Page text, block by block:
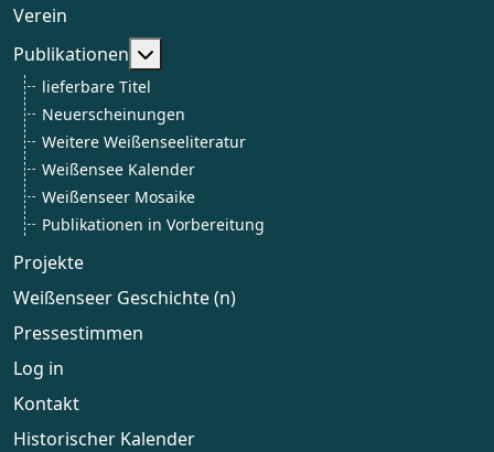
Verein
Publikationen
Weitere Informationen: Publikationen
lieferbare Titel
Neuerscheinungen
Weitere Weißenseeliteratur
Weißensee Kalender
Weißenseer Mosaike
Publikationen in Vorbereitung
Projekte
Weißenseer Geschichte (n)
Pressestimmen
Log in
Kontakt
Historischer Kalender